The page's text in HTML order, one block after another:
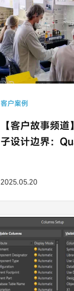
客户案例
【客户故事频
子设计边界：
2025.05.20